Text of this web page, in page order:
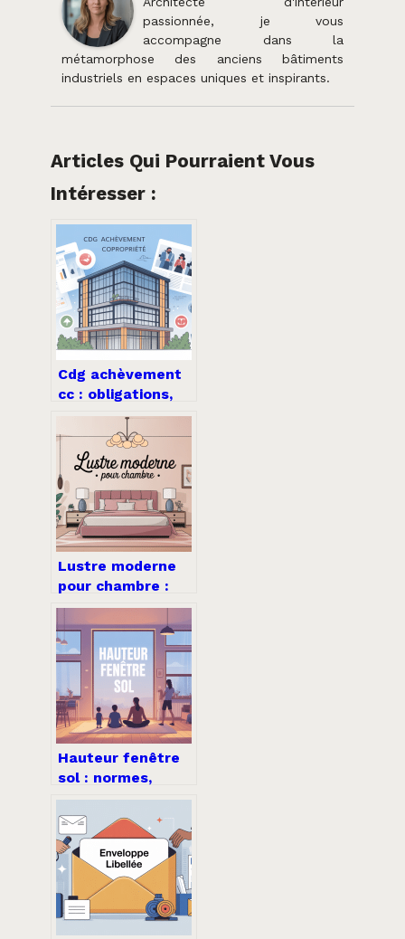
passionnée, je vous
accompagne dans la
métamorphose des anciens bâtiments
industriels en espaces uniques et inspirants.
Articles Qui Pourraient Vous
Intéresser :
Cdg achèvement
cc : obligations,
calcul et bonnes
pratiques
Lustre moderne
pour chambre :
idées, conseils et
erreurs à éviter
Hauteur fenêtre
sol : normes,
confort et bonnes
pratiques à
connaître